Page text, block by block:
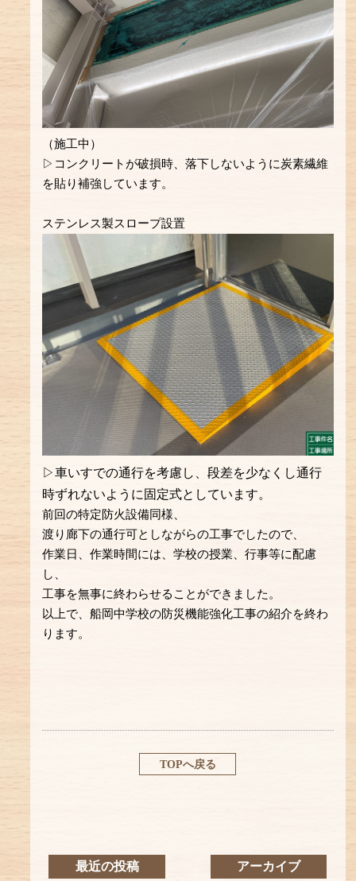
（施工中）
▷コンクリートが破損時、落下しないように炭素繊維
を貼り補強しています。
ステンレス製スロープ設置
▷車いすでの通行を考慮し、段差を少なくし通行
時ずれないように固定式としています。
前回の特定防火設備同様、
渡り廊下の通行可としながらの工事でしたので、
作業日、作業時間には、学校の授業、行事等に配慮
し、
工事を無事に終わらせることができました。
以上で、船岡中学校の防災機能強化工事の紹介を終わ
ります。
TOPへ戻る
最近の投稿 アーカイブ